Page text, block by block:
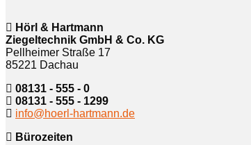
Hörl & Hartmann
Ziegeltechnik GmbH & Co. KG
Pellheimer Straße 17
85221 Dachau
08131 - 555 - 0
08131 - 555 - 1299
info@hoerl-hartmann.de
Bürozeiten